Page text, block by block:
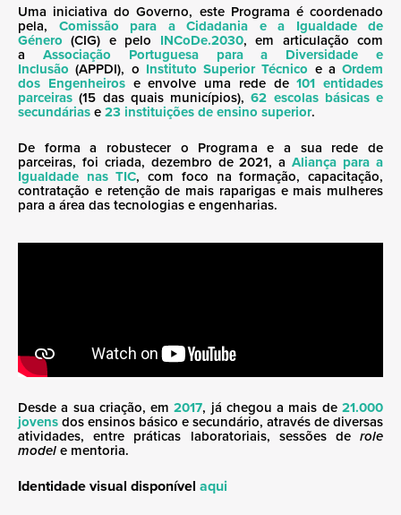
Uma iniciativa do Governo, este Programa é coordenado
pela, Comissão para a Cidadania e a Igualdade de
Género (CIG) e pelo INCoDe.2030, em articulação com
a Associação Portuguesa para a Diversidade e
Inclusão (APPDI), o Instituto Superior Técnico e a Ordem
dos Engenheiros e envolve uma rede de101 entidades
parceiras (15 das quais municípios),62 escolas básicas e
secundáriase23 instituições de ensino superior.
De forma a robustecer o Programa e a sua rede de
parceiras, foi criada, dezembro de 2021, aAliança para a
Igualdade nas TIC, com foco na formação, capacitação,
contratação e retenção de mais raparigas e mais mulheres
para a área das tecnologias e engenharias.
Desde a sua criação, em2017, já chegou a mais de21.000
jovensdos ensinos básico e secundário, através de diversas
atividades, entre práticas laboratoriais, sessões de role
modele mentoria.
Identidade visual disponível aqui